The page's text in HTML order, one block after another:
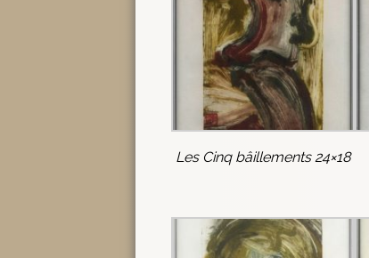
Les Cinq bâillements 24×18